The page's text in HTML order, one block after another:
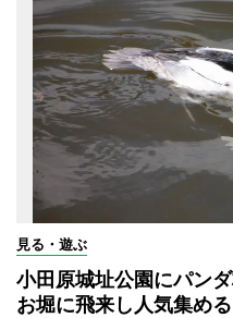
見る・遊ぶ
小田原城址公園にパン
お堀に飛来し人気集める